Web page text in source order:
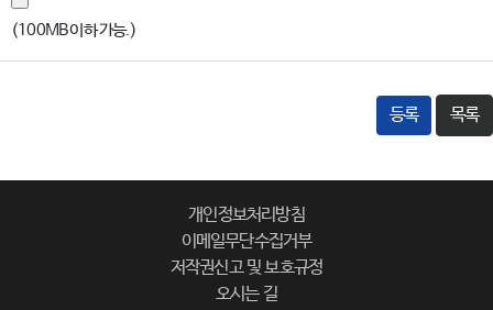
(100MB 이하 가능.)
등록 목록
개인정보처리방침
이메일무단수집거부
저작권신고 및 보호규정
오시는 길